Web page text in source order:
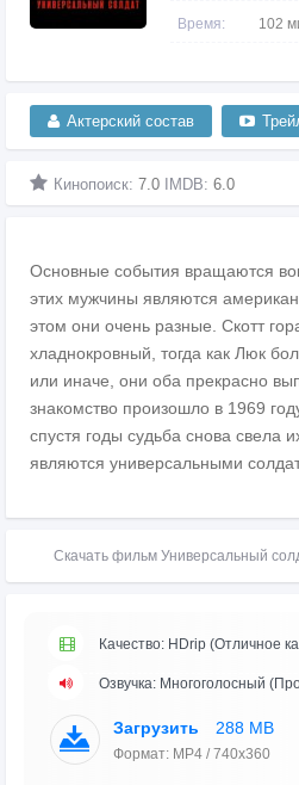
Время: 102
Актерский состав
Кинопоиск: 7.0 IMDB: 6.0
Основные события вращаются
этих мужчины являются
этом они очень разные. Скотт
хладнокровный, тогда как Люк
или иначе, они оба прекрасно
знакомство произошло в 1969
спустя годы судьба снова свела
являются универсальными
Скачать фильм Универсальный
Качество: HDrip (Отличное
Озвучка: Многоголосный
Загрузить 288 MB
Формат: MP4 / 740x360